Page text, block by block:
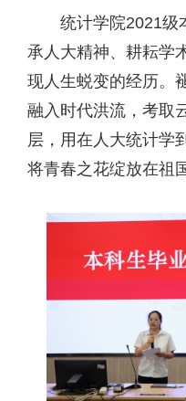
统计学院2021级
承人大精神、耕耘学
现人生蜕变的经历。
融入时代洪流，考取
层，用在人大统计学
将青春之花绽放在祖